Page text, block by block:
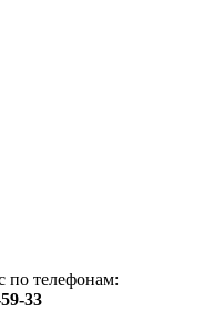
по телефонам:
33